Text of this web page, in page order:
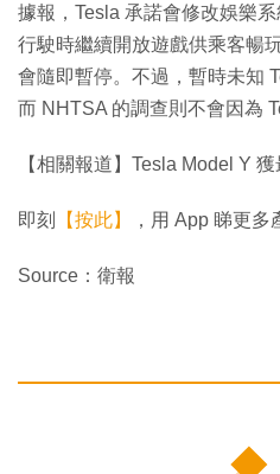
據報，Tesla 承諾會修改娛樂
行駛時繼續開放遊戲供乘客暢
會隨即暫停。不過，暫時未知
而 NHTSA 的調查則不會因為
【相關報道】Tesla Model Y
即刻 【按此】 ，用 App 睇更
Source：衛報